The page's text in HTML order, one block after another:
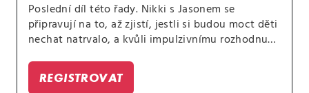
Poslední díl této řady. Nikki s Jasonem se
připravují na to, až zjistí, jestli si budou moct děti
nechat natrvalo, a kvůli impulzivnímu rozhodnutí
REGISTROVAT